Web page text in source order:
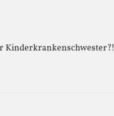
Kinderkrankenschwester?!